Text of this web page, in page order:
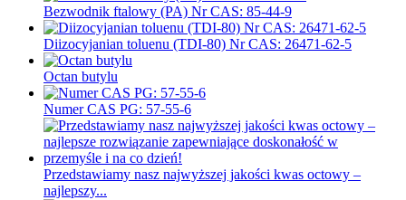
Bezwodnik ftalowy (PA) Nr CAS: 85-44-9
Diizocyjanian toluenu (TDI-80) Nr CAS: 26471-62-5
Octan butylu
Numer CAS PG: 57-55-6
Przedstawiamy nasz najwyższej jakości kwas octowy –
najlepszy...